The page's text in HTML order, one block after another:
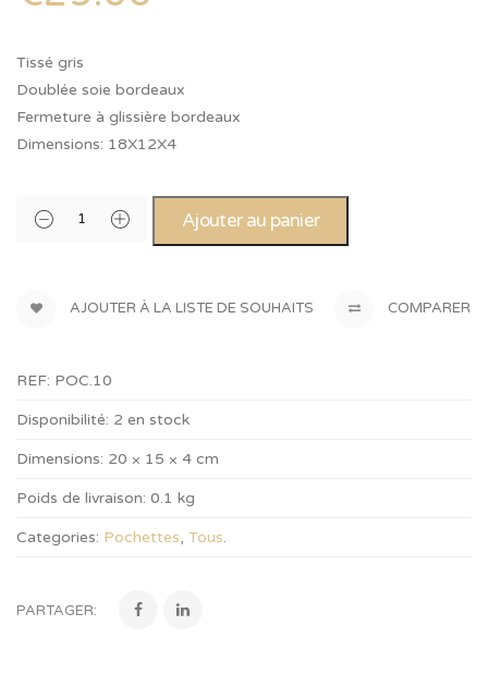
Tissé gris
Doublée soie bordeaux
Fermeture à glissière bordeaux
Dimensions: 18X12X4
Ajouter au panier
AJOUTER À LA LISTE DE SOUHAITS COMPARER
REF: POC.10
Disponibilité: 2 en stock
Dimensions: 20 × 15 × 4 cm
Poids de livraison: 0.1 kg
Categories: Pochettes, Tous.
PARTAGER: